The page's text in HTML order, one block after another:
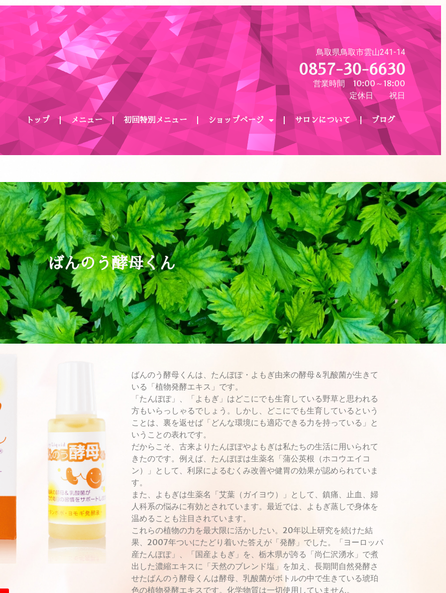
鳥取県鳥取市雲山241-14
0857-30-6630
営業時間 10:00～18:00
定休日 祝日
トップ メニュー 初回特別メニュー ショップページ サロンについて ブログ
ばんのう酵母くん
ばんのう酵母くんは、たんぽぽ・よもぎ由来の酵母＆乳酸菌が生きて
いる「植物発酵エキス」です。
「たんぽぽ」、「よもぎ」はどこにでも生育している野草と思われる
方もいらっしゃるでしょう。しかし、どこにでも生育しているという
ことは、裏を返せば「どんな環境にも適応できる力を持っている」と
いうことの表れです。
だからこそ、古来よりたんぽぽやよもぎは私たちの生活に用いられて
きたのです。例えば、たんぽぽは生薬名「蒲公英根（ホコウエイコ
ン）」として、利尿によるむくみ改善や健胃の効果が認められていま
す。
また、よもぎは生薬名「艾葉（ガイヨウ）」として、鎮痛、止血、婦
人科系の悩みに有効とされています。最近では、よもぎ蒸しで身体を
温めることも注目されています。
これらの植物の力を最大限に活かしたい。20年以上研究を続けた結
果、2007年ついにたどり着いた答えが「発酵」でした。「ヨーロッパ
産たんぽぽ」、「国産よもぎ」を、栃木県が誇る「尚仁沢湧水」で煮
出した濃縮エキスに「天然のブレンド塩」を加え、長期間自然発酵さ
せたばんのう酵母くんは酵母、乳酸菌がボトルの中で生きている琥珀
色の植物発酵エキスです。化学物質は一切使用していません。